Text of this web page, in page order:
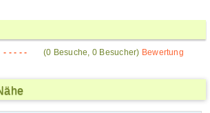
- - - - - (0 Besuche, 0 Besucher) Bewertung